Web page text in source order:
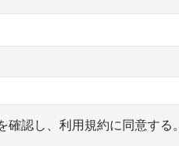
確認し、利用規約に同意する。